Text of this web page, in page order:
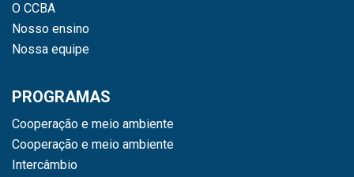
O CCBA
Nosso ensino
Nossa equipe
PROGRAMAS
Cooperação e meio ambiente
Cooperação e meio ambiente
Intercâmbio